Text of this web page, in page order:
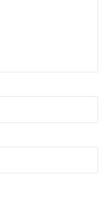
ก่ทอด 28 วัน สะเทือนวง
Trustor Scandal สารคดี